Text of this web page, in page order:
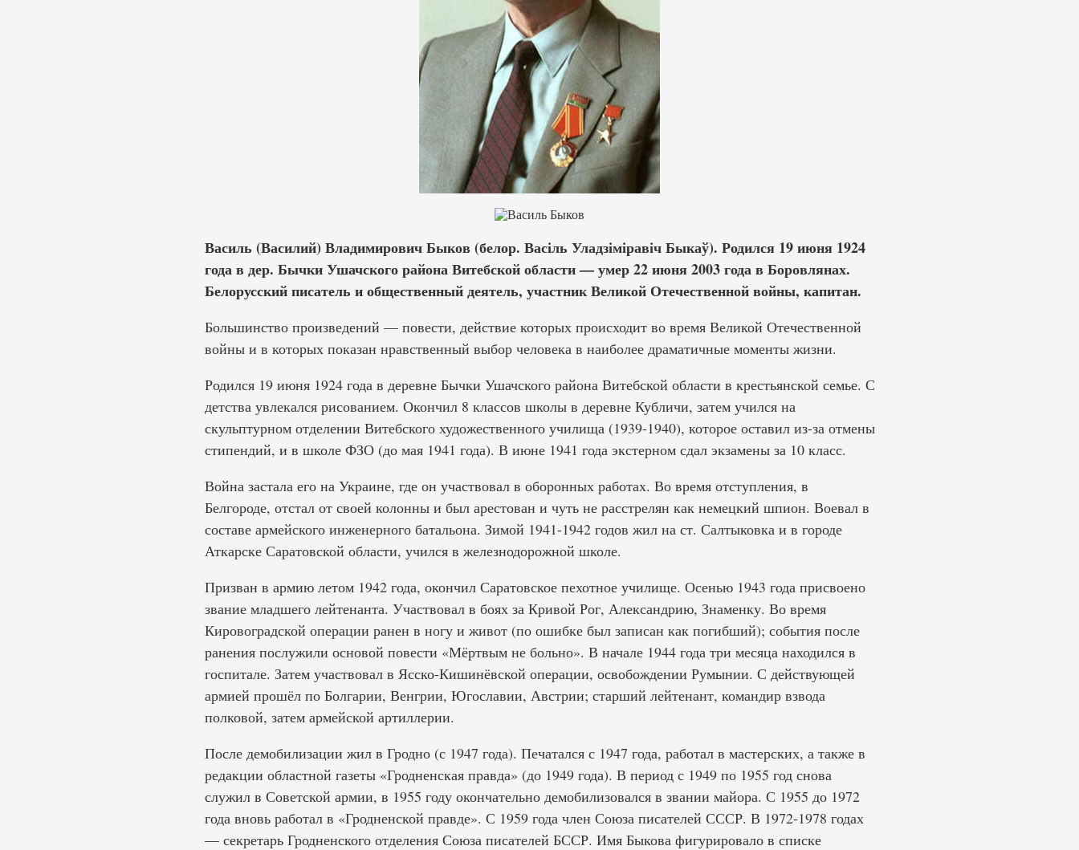
Василь (Василий) Владимирович Быков (белор. Васіль Уладзіміравіч Быкаў). Родился 19 июня 1924
года в дер. Бычки Ушачского района Витебской области — умер 22 июня 2003 года в Боровлянах.
Белорусский писатель и общественный деятель, участник Великой Отечественной войны, капитан.
Большинство произведений — повести, действие которых происходит во время Великой Отечественной
войны и в которых показан нравственный выбор человека в наиболее драматичные моменты жизни.
Родился 19 июня 1924 года в деревне Бычки Ушачского района Витебской области в крестьянской семье. С
детства увлекался рисованием. Окончил 8 классов школы в деревне Кубличи, затем учился на
скульптурном отделении Витебского художественного училища (1939-1940), которое оставил из-за отмены
стипендий, и в школе ФЗО (до мая 1941 года). В июне 1941 года экстерном сдал экзамены за 10 класс.
Война застала его на Украине, где он участвовал в оборонных работах. Во время отступления, в
Белгороде, отстал от своей колонны и был арестован и чуть не расстрелян как немецкий шпион. Воевал в
составе армейского инженерного батальона. Зимой 1941-1942 годов жил на ст. Салтыковка и в городе
Аткарске Саратовской области, учился в железнодорожной школе.
Призван в армию летом 1942 года, окончил Саратовское пехотное училище. Осенью 1943 года присвоено
звание младшего лейтенанта. Участвовал в боях за Кривой Рог, Александрию, Знаменку. Во время
Кировоградской операции ранен в ногу и живот (по ошибке был записан как погибший); события после
ранения послужили основой повести «Мёртвым не больно». В начале 1944 года три месяца находился в
госпитале. Затем участвовал в Ясско-Кишинёвской операции, освобождении Румынии. С действующей
армией прошёл по Болгарии, Венгрии, Югославии, Австрии; старший лейтенант, командир взвода
полковой, затем армейской артиллерии.
После демобилизации жил в Гродно (с 1947 года). Печатался с 1947 года, работал в мастерских, а также в
редакции областной газеты «Гродненская правда» (до 1949 года). В период с 1949 по 1955 год снова
служил в Советской армии, в 1955 году окончательно демобилизовался в звании майора. С 1955 до 1972
года вновь работал в «Гродненской правде». С 1959 года член Союза писателей СССР. В 1972-1978 годах
— секретарь Гродненского отделения Союза писателей БССР. Имя Быкова фигурировало в списке